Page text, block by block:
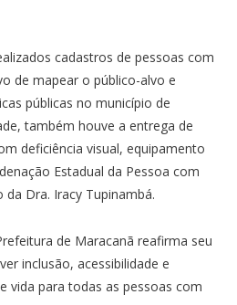
cadastros de pessoas com
de mapear o público-alvo e
públicas no município de
também houve a entrega de
deficiência visual, equipamento
Estadual da Pessoa com
Dra. Iracy Tupinambá.
de Maracanã reafirma seu
inclusão, acessibilidade e
vida para todas as pessoas com